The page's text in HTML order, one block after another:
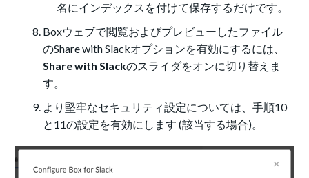
名にインデックスを付けて保存するだけです。
Boxウェブで閲覧およびプレビューしたファイル
のShare with Slackオプションを有効にするには、
Share with Slackのスライダをオンに切り替えま
す。
より堅牢なセキュリティ設定については、手順10
と11の設定を有効にします (該当する場合)。